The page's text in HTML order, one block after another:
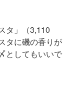
タ」（3,110
タに磯の香りが
としてもいいで